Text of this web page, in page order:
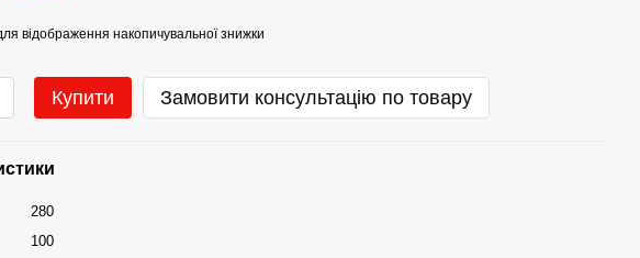
відображення накопичувальної знижки
Купити Замовити консультацію по товару
280
100